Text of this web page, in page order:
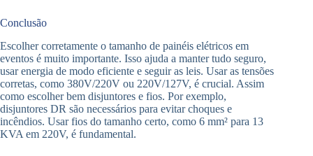
Conclusão
Escolher corretamente o tamanho de painéis elétricos em
eventos é muito importante. Isso ajuda a manter tudo seguro,
usar energia de modo eficiente e seguir as leis. Usar as tensões
corretas, como 380V/220V ou 220V/127V, é crucial. Assim
como escolher bem disjuntores e fios. Por exemplo,
disjuntores DR são necessários para evitar choques e
incêndios. Usar fios do tamanho certo, como 6 mm² para 13
KVA em 220V, é fundamental.